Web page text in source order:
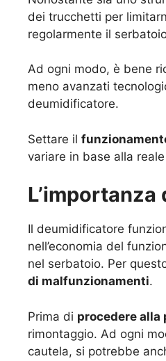
dei trucchetti per
regolarmente il
Ad ogni modo, è bene
meno avanzati
deumidificatore.
Settare il
variare in base alla
Il deumidificatore
nell’economia del
nel serbatoio. Per
di malfunzionamenti.
Prima di procedere
rimontaggio. Ad ogni
cautela, si potrebbe